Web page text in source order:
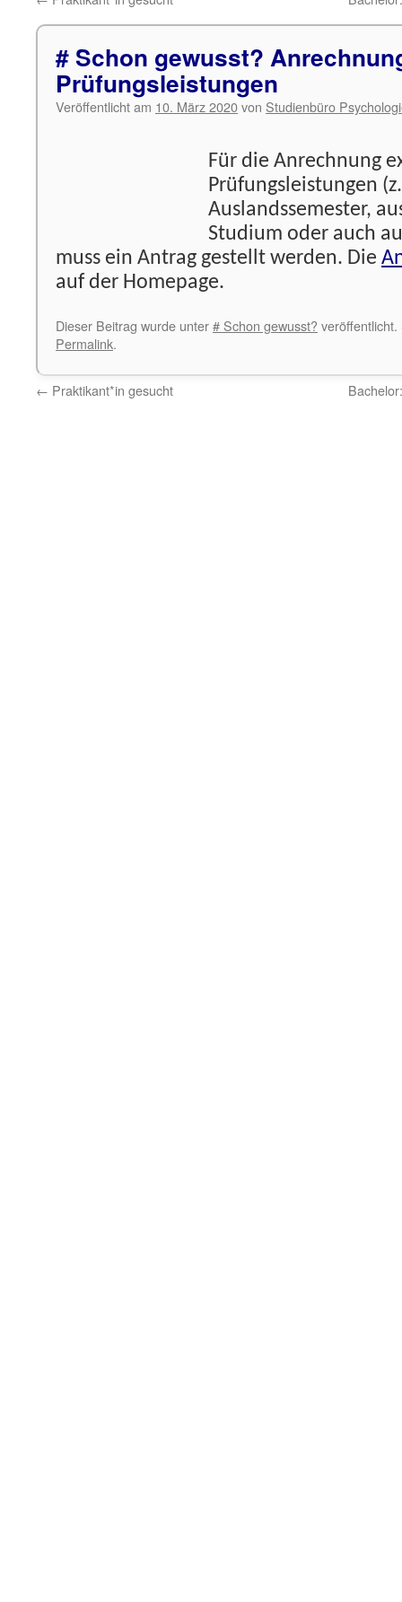
# Schon gewusst?
Prüfungsleistungen
Veröffentlicht am 10. März 2020von Studienbüro
Für die Anrechnung
Prüfungsleistungen
Auslandssemester,
Studium oder auch
muss ein Antrag gestellt werden. Die
auf der Homepage.
Dieser Beitrag wurde unter# Schon gewusst?
Permalink.
← Praktikant*in gesucht